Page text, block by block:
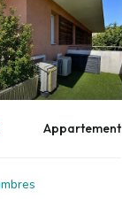
Appartement